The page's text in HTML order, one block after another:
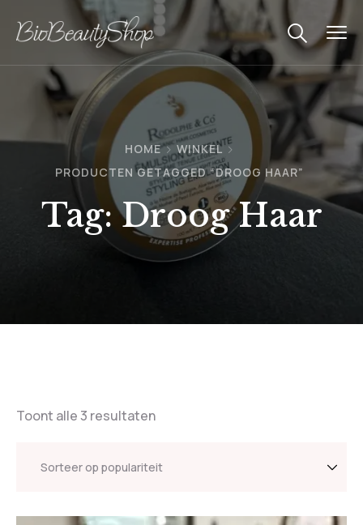
HOME
WINKEL
PRODUCTEN GETAGGED “DROOG HAAR”
Tag:Droog Haar
Toont alle 3 resultaten